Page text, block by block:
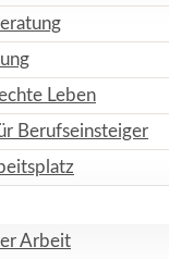
Leben
Berufseinsteiger
Arbeit